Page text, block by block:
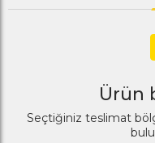
Ürün
Seçtiğiniz teslimat